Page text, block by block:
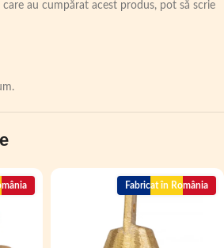
au cumpărat acest produs, pot să scrie
Fabricat în România